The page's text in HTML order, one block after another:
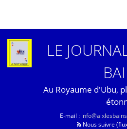
LE
Au Royaume d'Ubu,
E-mail :
Nous suivre (flux